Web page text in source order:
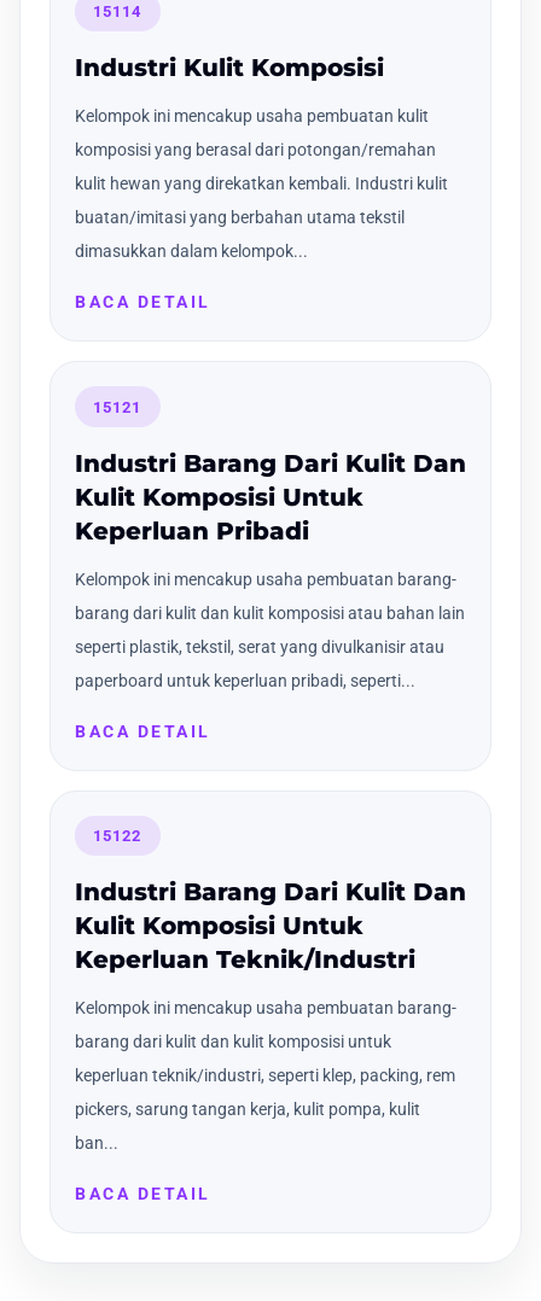
15114
Industri Kulit Komposisi
Kelompok ini mencakup usaha pembuatan kulit
komposisi yang berasal dari potongan/remahan
kulit hewan yang direkatkan kembali. Industri kulit
buatan/imitasi yang berbahan utama tekstil
dimasukkan dalam kelompok...
BACA DETAIL
15121
Industri Barang Dari Kulit Dan
Kulit Komposisi Untuk
Keperluan Pribadi
Kelompok ini mencakup usaha pembuatan barang-
barang dari kulit dan kulit komposisi atau bahan lain
seperti plastik, tekstil, serat yang divulkanisir atau
paperboard untuk keperluan pribadi, seperti...
BACA DETAIL
15122
Industri Barang Dari Kulit Dan
Kulit Komposisi Untuk
Keperluan Teknik/Industri
Kelompok ini mencakup usaha pembuatan barang-
barang dari kulit dan kulit komposisi untuk
keperluan teknik/industri, seperti klep, packing, rem
pickers, sarung tangan kerja, kulit pompa, kulit
ban...
BACA DETAIL